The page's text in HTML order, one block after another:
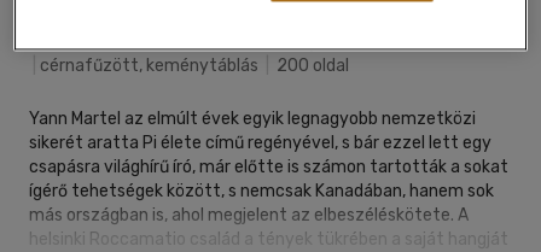
cérnafűzött, keménytáblás 200 oldal
Yann Martel az elmúlt évek egyik legnagyobb nemzetközi
sikerét aratta Pi élete című regényével, s bár ezzel lett egy
csapásra világhírű író, már előtte is számon tartották a sokat
ígérő tehetségek között, s nemcsak Kanadában, hanem sok
más országban is, ahol megjelent az elbeszéléskötete. A
helsinki Roccamatio család a tények tükrében a saját hangját